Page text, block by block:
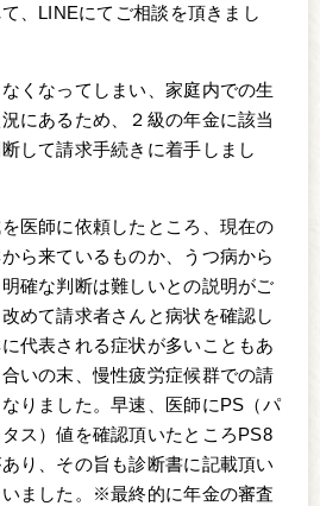
、LINEにてご相談を頂きまし
くなってしまい、家庭内での生
にあるため、２級の年金に該当
して請求手続きに着手しまし
医師に依頼したところ、現在の
ら来ているものか、うつ病から
確な判断は難しいとの説明がご
めて請求者さんと病状を確認し
代表される症状が多いこともあ
いの末、慢性疲労症候群での請
りました。早速、医師にPS（パ
ス）値を確認頂いたところPS8
り、その旨も診断書に記載頂い
ました。※最終的に年金の審査